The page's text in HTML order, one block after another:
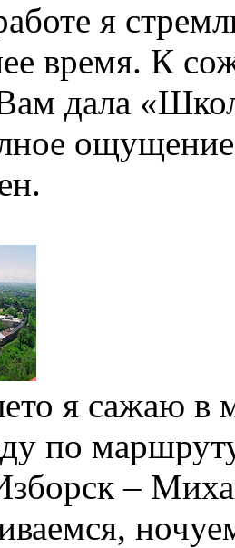
я
время. К
дала
я сажаю в
по
–